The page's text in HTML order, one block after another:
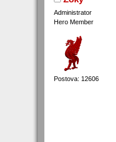
Administrator
Hero Member
Postova: 12606